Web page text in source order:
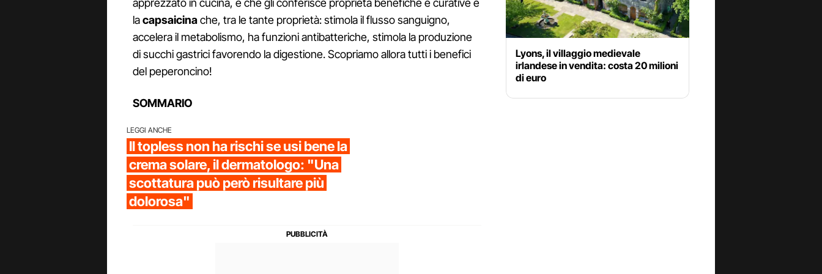
apprezzato in cucina, e che gli conferisce proprietà benefiche e curative è
lacapsaicinache, tra le tante proprietà: stimola il flusso sanguigno,
accelera il metabolismo, ha funzioni antibatteriche, stimola la produzione
di succhi gastrici favorendo la digestione. Scopriamo allora tutti i benefici
del peperoncino!
SOMMARIO
LEGGI ANCHE
Il topless non ha rischi se usi bene la
crema solare, il dermatologo: "Una
scottatura può però risultare più
dolorosa"
Lyons, il villaggio medievale
irlandese in vendita: costa 20 milioni
di euro